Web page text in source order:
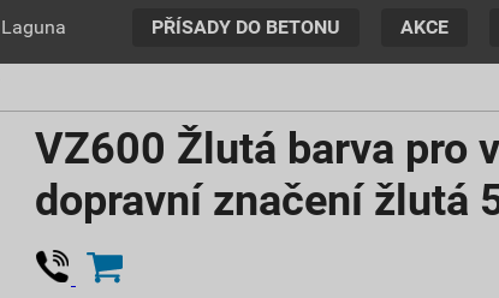
Laguna PŘÍSADY DO BETONU AKCE
VZ600 Žlutá barva pro
dopravní značení žlutá